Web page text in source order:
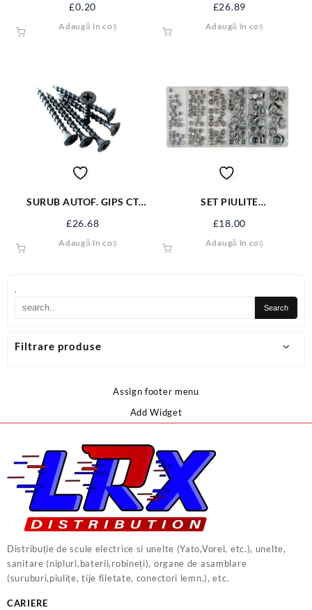
.
Filtrare produse
£0.20
Adaugă în coș
06786
£26.89
Adaugă în coș
SURUB AUTOF. GIPS CT
£26.68
Adaugă în coș
SET PIULITE
YT-06774
£18.00
Adaugă în coș
Assign footer menu
Add Widget
Distribuție de scule electrice si unelte (Yato,Vorel, etc.), unelte,
sanitare (nipluri,baterii,robineți), organe de asamblare
(suruburi,piulițe, tije filetate, conectori lemn.), etc.
CARIERE